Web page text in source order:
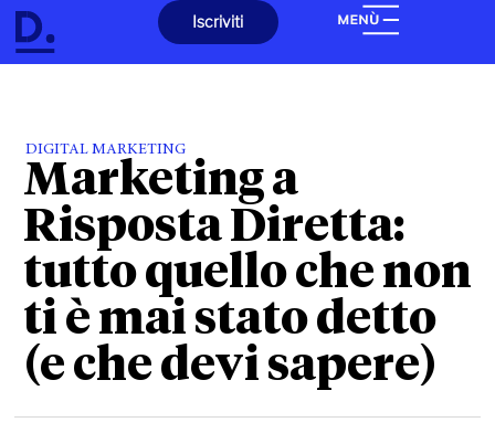
Iscriviti
DIGITAL MARKETING
Marketing a
Risposta Diretta:
tutto quello che non
ti è mai stato detto
(e che devi sapere)